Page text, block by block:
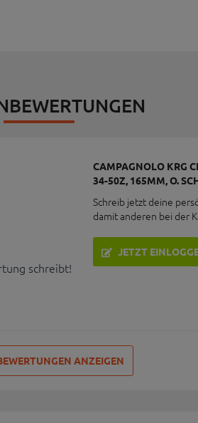
schreibt!
CAMPAGNOLO KRG
34-50Z, 165MM, O.
Schreib jetzt deine
damit anderen bei der
JETZT
ANZEIGEN